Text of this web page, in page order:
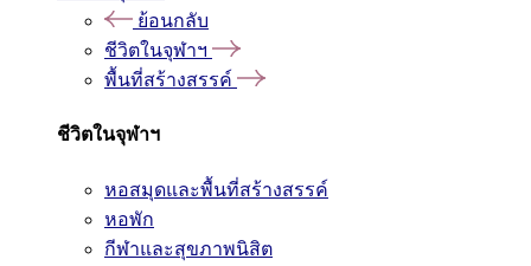
ย้อนกลับ
ชีวิตในจุฬาฯ
พื้นที่สร้างสรรค์
ชีวิตในจุฬาฯ
หอสมุดและพื้นที่สร้างสรรค์
หอพัก
กีฬาและสุขภาพนิสิต